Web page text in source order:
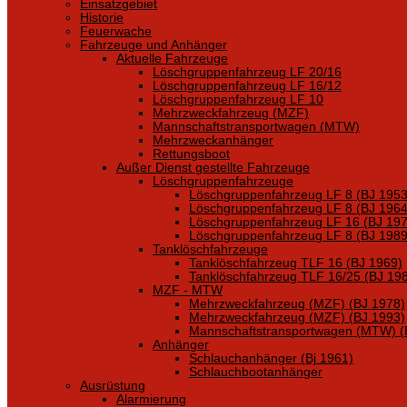
Einsatzgebiet
Historie
Feuerwache
Fahrzeuge und Anhänger
Aktuelle Fahrzeuge
Löschgruppenfahrzeug LF 20/16
Löschgruppenfahrzeug LF 16/12
Löschgruppenfahrzeug LF 10
Mehrzweckfahrzeug (MZF)
Mannschaftstransportwagen (MTW)
Mehrzweckanhänger
Rettungsboot
Außer Dienst gestellte Fahrzeuge
Löschgruppenfahrzeuge
Löschgruppenfahrzeug LF 8 (BJ
Löschgruppenfahrzeug LF 8 (BJ
Löschgruppenfahrzeug LF 16 (BJ
Löschgruppenfahrzeug LF 8 (BJ
Tanklöschfahrzeuge
Tanklöschfahrzeug TLF 16 (BJ 1969)
Tanklöschfahrzeug TLF 16/25 (BJ
MZF - MTW
Mehrzweckfahrzeug (MZF) (BJ 1978)
Mehrzweckfahrzeug (MZF) (BJ 1993)
Mannschaftstransportwagen (MTW)
Anhänger
Schlauchanhänger (Bj 1961)
Schlauchbootanhänger
Ausrüstung
Alarmierung